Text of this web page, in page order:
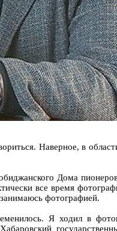
Наверное, в
Дома
все время
фотографией.
Я ходил в